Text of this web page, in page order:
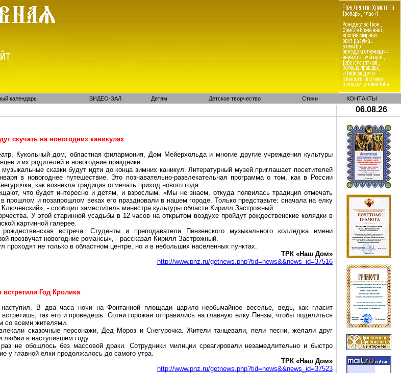
календарь ВИДЕО-ЗАЛ Детям Детское творчество Стихи КОНТАКТЫ
06.08.26
скучать на новогодних каникулах
Кукольный дом, областная филармония, Дом Мейерхольда и многие другие учреждения культуры
и их родителей в новогодние праздники.
сказки будут идти до конца зимних каникул. Литературный музей приглашает посетителей
в новогоднее путешествие. Это познавательно-развлекательная программа о том, как в России
как возникла традиция отмечать приход нового года.
что будет интересно и детям, и взрослым. «Мы не знаем, откуда появилась традиция отмечать
прошлом и позапрошлом веках его праздновали в нашем городе. Только представьте: сначала на елку
- сообщил заместитель министра культуры области Кирилл Застрожный.
У этой старинной усадьбы в 12 часов на открытом воздухе пройдут рождественские колядки в
картинной галерее.
встреча. Студенты и преподаватели Пензенского музыкального колледжа имени
прозвучат новогодние романсы», - рассказал Кирилл Застрожный.
проходят не только в областном центре, но и в небольших населенных пунктах.
ТРК «Наш Дом»
http://www.pnz.ru/getnews.php?tid=news&&news_id=37516
встретили Год Кролика
В два часа ночи на Фонтанной площади царило необычайное веселье, ведь, как гласит
встретишь, так его и проведешь. Сотни горожан отправились на главную елку Пензы, чтобы поделиться
со всеми жителями.
сказочные персонажи, Дед Мороз и Снегурочка. Жители танцевали, пели песни, желали друг
любви в наступившем году.
не обошлось без массовой драки. Сотрудники милиции среагировали незамедлительно и быстро
у главной елки продолжалось до самого утра.
ТРК «Наш Дом»
http://www.pnz.ru/getnews.php?tid=news&&news_id=37523